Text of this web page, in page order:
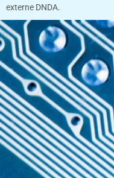
externe DNDA.